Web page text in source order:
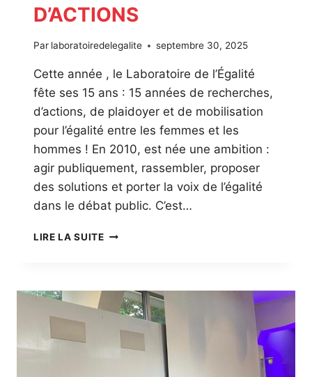
L
E
É
A
L
D’ACTIONS
Par laboratoiredelegalite septembre 30, 2025
Cette année , le Laboratoire de l’Égalité
fête ses 15 ans : 15 années de recherches,
d’actions, de plaidoyer et de mobilisation
pour l’égalité entre les femmes et les
hommes ! En 2010, est née une ambition :
agir publiquement, rassembler, proposer
des solutions et porter la voix de l’égalité
dans le débat public. C’est…
LIRE LA SUITEL
B